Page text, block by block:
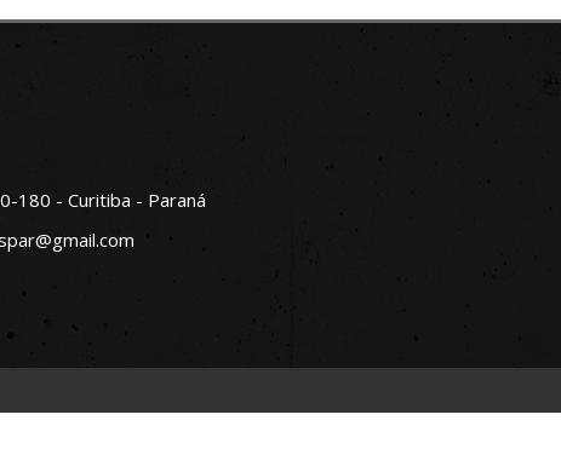
180 - Curitiba - Paraná